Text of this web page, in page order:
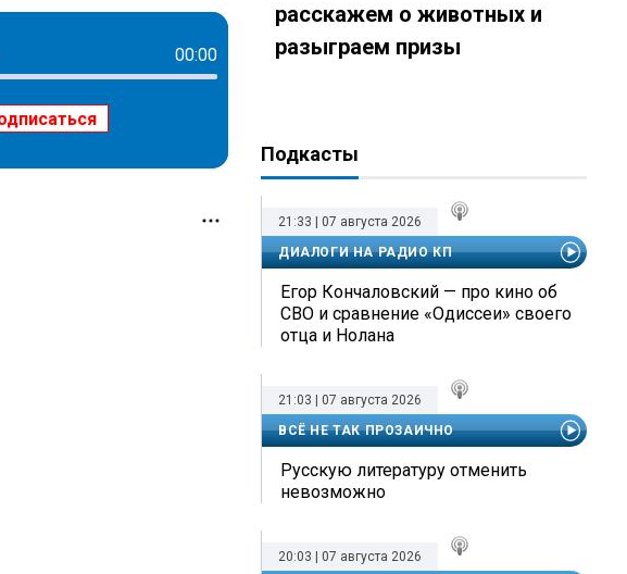
00:00
расскажем о животных и
разыграем призы
Подкасты
21:33 | 07 августа 2026
ДИАЛОГИ НА РАДИО КП
Егор Кончаловский — про кино об
СВО и сравнение «Одиссеи» своего
отца и Нолана
21:03 | 07 августа 2026
ВСЁ НЕ ТАК ПРОЗАИЧНО
Русскую литературу отменить
невозможно
20:03 | 07 августа 2026